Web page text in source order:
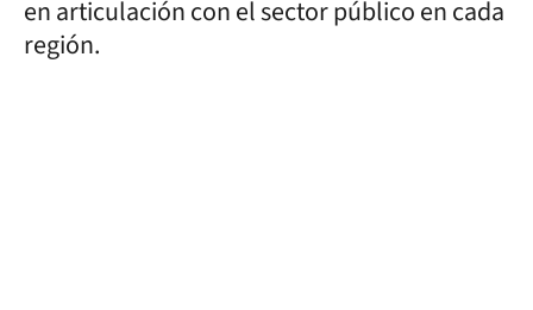
en articulación con el sector público en cada
región.